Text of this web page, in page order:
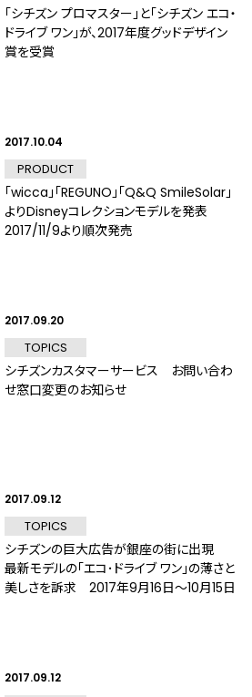
「シチズン プロマスター」と「シチズン エコ・
ドライブ ワン」が、2017年度グッドデザイン
賞を受賞
2017.10.04
PRODUCT
「wicca」「REGUNO」「Q&Q SmileSolar」
よりDisneyコレクションモデルを発表
2017/11/9より順次発売
2017.09.20
TOPICS
シチズンカスタマーサービス お問い合わ
せ窓口変更のお知らせ
2017.09.12
TOPICS
シチズンの巨大広告が銀座の街に出現
最新モデルの「エコ･ドライブ ワン」の薄さと
美しさを訴求 2017年9月16日～10月15日
2017.09.12